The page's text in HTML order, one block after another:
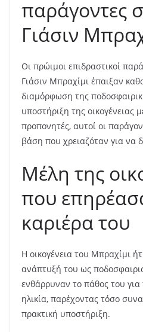
παράγοντες
Γιάσιν
Οι πρώιμοι επιδραστικοί
Γιάσιν Μπραχίμι έπαιξαν
διαμόρφωση της
υποστήριξη της οικογένειας
προπονητές, αυτοί οι
βάση που χρειαζόταν για να
Μέλη της
που
καριέρα του
Η οικογένεια του Μπραχίμι
ανάπτυξή του ως
ενθάρρυναν το πάθος του για
ηλικία, παρέχοντας τόσο
πρακτική υποστήριξη.